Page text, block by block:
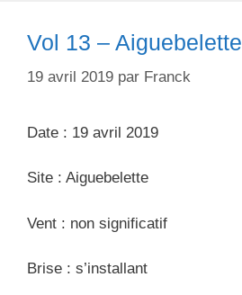
it
t
Vol 13 – Aiguebelette
19 avril 2019 par Franck
Date : 19 avril 2019
Site : Aiguebelette
Vent : non significatif
Brise : s’installant